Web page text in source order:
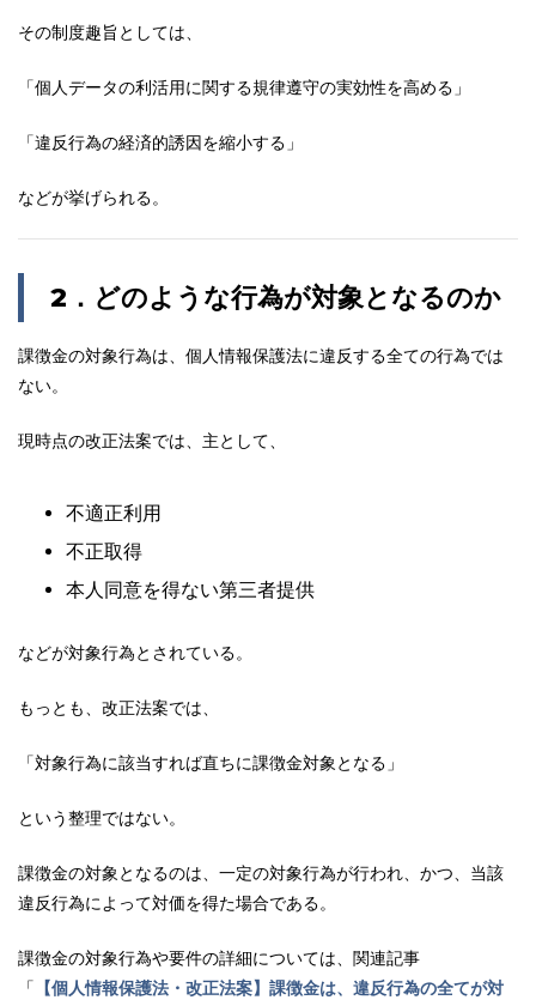
その制度趣旨としては、
「個人データの利活用に関する規律遵守の実効性を高める」
「違反行為の経済的誘因を縮小する」
などが挙げられる。
2 ． どのような行為が対象となるのか
課徴金の対象行為は、個人情報保護法に違反する全ての行為では
ない。
現時点の改正法案では、主として、
不適正利用
不正取得
本人同意を得ない第三者提供
などが対象行為とされている。
もっとも、改正法案では、
「対象行為に該当すれば直ちに課徴金対象となる」
という整理ではない。
課徴金の対象となるのは、一定の対象行為が行われ、かつ、当該
違反行為によって対価を得た場合である。
課徴金の対象行為や要件の詳細については、関連記事
「 【個人情報保護法・改正法案】課徴金は、違反行為の全てが対